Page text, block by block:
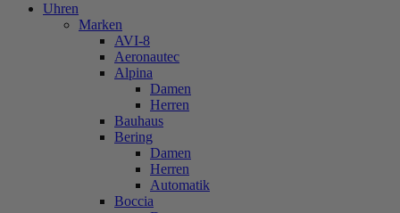
Uhren
Marken
AVI-8
Aeronautec
Alpina
Damen
Herren
Bauhaus
Bering
Damen
Herren
Automatik
Boccia